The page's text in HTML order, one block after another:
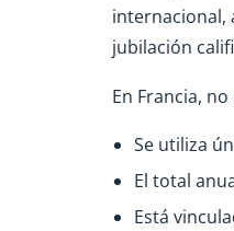
internacional,
jubilación
En Francia,
Se utiliza
El total
Está